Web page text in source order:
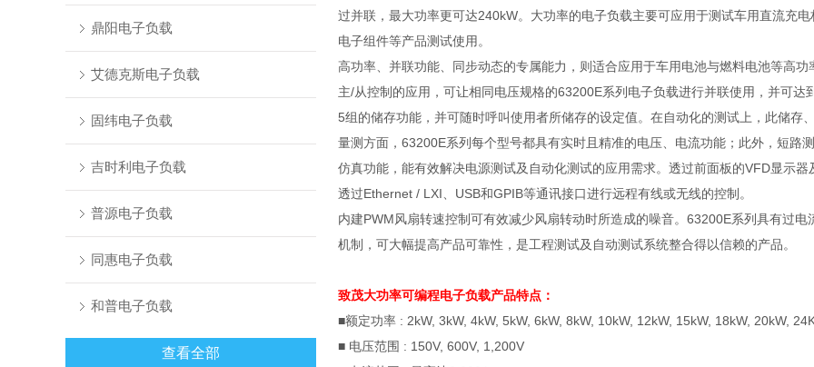
鼎阳电子负载
艾德克斯电子负载
固纬电子负载
吉时利电子负载
普源电子负载
同惠电子负载
和普电子负载
查看全部
过并联，最大功率更可达240kW。大功率的电子负载主要可应用于测试车用直流充
电子组件等产品测试使用。
高功率、并联功能、同步动态的专属能力，则适合应用于车用电池与燃料电池等高功
主/从控制的应用，可让相同电压规格的63200E系列电子负载进行并联使用，并可达
5组的储存功能，并可随时呼叫使用者所储存的设定值。在自动化的测试上，此储存
量测方面， 63200E系列每个型号都具有实时且精准的电压、电流功能；此外，短路
仿真功能，能有效解决电源测试及自动化测试的应用需求。透过前面板的VFD显示器
透过Ethernet / LXI USB和GPIB等通讯接口进行远程有线或无线的控制。
内建PWM 风扇转速控制可有效减少风扇转动时所造成的噪音。 63200E系列具有过电
机制，可大幅提高产品可靠性，是工程测试及自动测试系统整合得以信赖的产品。
致茂大功率可编程电子负载产品特点：
■额定功率 : 2kW, 3kW, 4kW, 5kW, 6kW, 8kW, 10kW, 12kW, 15kW, 18kW, 20kW,
■ 电压范围 : 150V, 600V, 1,200V